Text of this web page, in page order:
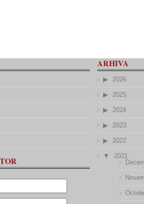
ARHIVA
2026
2025
2024
2023
2022
2021